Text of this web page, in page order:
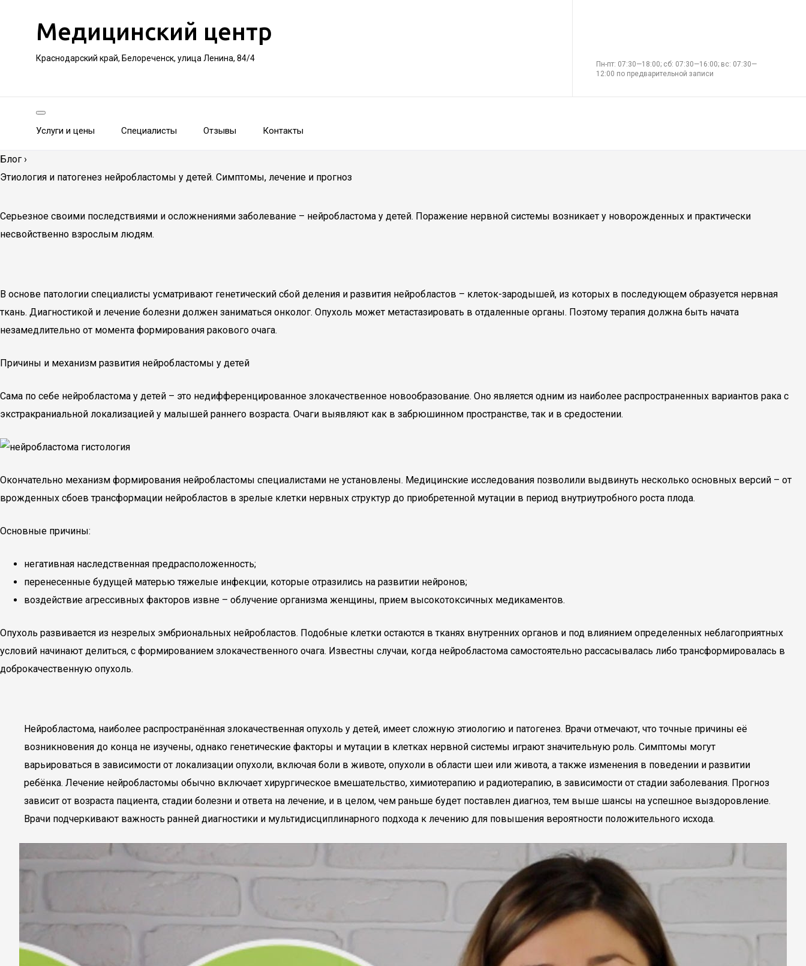
Медицинский центр
Краснодарский край, Белореченск, улица Ленина, 84/4
Пн-пт: 07:30—18:00; сб: 07:30—16:00; вс: 07:30—
12:00 по предварительной записи
Услуги и цены Специалисты Отзывы Контакты
Блог ›
Этиология и патогенез нейробластомы у детей. Симптомы, лечение и прогноз
Серьезное своими последствиями и осложнениями заболевание – нейробластома у детей. Поражение нервной системы возникает у новорожденных и практически
несвойственно взрослым людям.
В основе патологии специалисты усматривают генетический сбой деления и развития нейробластов – клеток-зародышей, из которых в последующем образуется нервная
ткань. Диагностикой и лечение болезни должен заниматься онколог. Опухоль может метастазировать в отдаленные органы. Поэтому терапия должна быть начата
незамедлительно от момента формирования ракового очага.
Причины и механизм развития нейробластомы у детей
Сама по себе нейробластома у детей – это недифференцированное злокачественное новообразование. Оно является одним из наиболее распространенных вариантов рака с
экстракраниальной локализацией у малышей раннего возраста. Очаги выявляют как в забрюшинном пространстве, так и в средостении.
Окончательно механизм формирования нейробластомы специалистами не установлены. Медицинские исследования позволили выдвинуть несколько основных версий – от
врожденных сбоев трансформации нейробластов в зрелые клетки нервных структур до приобретенной мутации в период внутриутробного роста плода.
Основные причины:
негативная наследственная предрасположенность;
перенесенные будущей матерью тяжелые инфекции, которые отразились на развитии нейронов;
воздействие агрессивных факторов извне – облучение организма женщины, прием высокотоксичных медикаментов.
Опухоль развивается из незрелых эмбриональных нейробластов. Подобные клетки остаются в тканях внутренних органов и под влиянием определенных неблагоприятных
условий начинают делиться, с формированием злокачественного очага. Известны случаи, когда нейробластома самостоятельно рассасывалась либо трансформировалась в
доброкачественную опухоль.
Нейробластома, наиболее распространённая злокачественная опухоль у детей, имеет сложную этиологию и патогенез. Врачи отмечают, что точные причины её
возникновения до конца не изучены, однако генетические факторы и мутации в клетках нервной системы играют значительную роль. Симптомы могут
варьироваться в зависимости от локализации опухоли, включая боли в животе, опухоли в области шеи или живота, а также изменения в поведении и развитии
ребёнка. Лечение нейробластомы обычно включает хирургическое вмешательство, химиотерапию и радиотерапию, в зависимости от стадии заболевания. Прогноз
зависит от возраста пациента, стадии болезни и ответа на лечение, и в целом, чем раньше будет поставлен диагноз, тем выше шансы на успешное выздоровление.
Врачи подчеркивают важность ранней диагностики и мультидисциплинарного подхода к лечению для повышения вероятности положительного исхода.